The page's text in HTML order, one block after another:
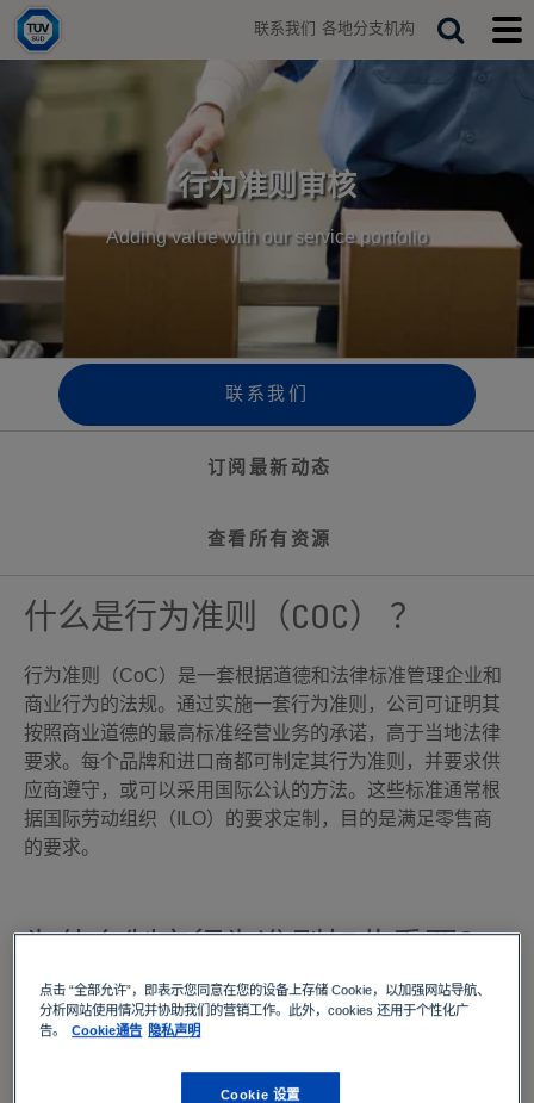
各地分支机构
联系我们
T
o
l
e
s
r
r
T
o
m
b
i
m
n
S
行为准则审核
Adding value with our service portfolio
联系我们
订阅最新动态
查看所有资源
什么是行为准则（COC） ？
行为准则（CoC）是一套根据道德和法律标准管理企业和
商业行为的法规。通过实施一套行为准则，公司可证明其
按照商业道德的最高标准经营业务的承诺，高于当地法律
要求。每个品牌和进口商都可制定其行为准则，并要求供
应商遵守，或可以采用国际公认的方法。这些标准通常根
据国际劳动组织（ILO）的要求定制，目的是满足零售商
的要求。
消费者日益希望品牌能够证明其在供应链中的社会责任。
企业制定其所有供应商必须遵守的行为准则，可以获得诸
点击 “全部允许”，即表示您同意在您的设备上存储 Cookie，以加强网站导航、
分析网站使用情况并协助我们的营销工作。此外，cookies 还用于个性化广
告。
Cookie通告 隐私声明
Cookie 设置